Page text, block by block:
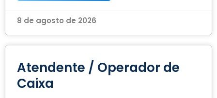
8 de agosto de 2026
Atendente / Operador de
Caixa